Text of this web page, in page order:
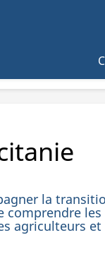
la
comprendre
agriculteurs et